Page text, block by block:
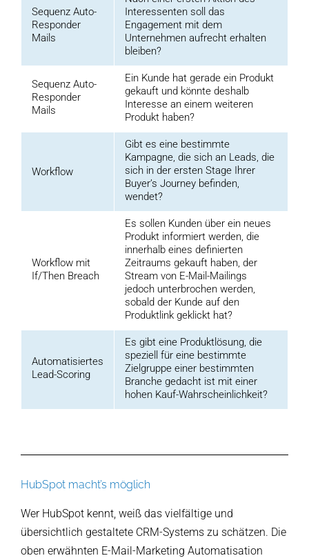
Sequenz Auto-
Responder
Mails
Interessenten soll das
Engagement mit dem
Unternehmen aufrecht erhalten
bleiben?
Sequenz Auto-
Responder
Mails
Ein Kunde hat gerade ein Produkt
gekauft und könnte deshalb
Interesse an einem weiteren
Produkt haben?
Workflow
Gibt es eine bestimmte
Kampagne, die sich an Leads, die
sich in der ersten Stage Ihrer
Buyer’s Journey befinden,
wendet?
Workflow mit
If/Then Breach
Es sollen Kunden über ein neues
Produkt informiert werden, die
innerhalb eines definierten
Zeitraums gekauft haben, der
Stream von E-Mail-Mailings
jedoch unterbrochen werden,
sobald der Kunde auf den
Produktlink geklickt hat?
Automatisiertes
Lead-Scoring
Es gibt eine Produktlösung, die
speziell für eine bestimmte
Zielgruppe einer bestimmten
Branche gedacht ist mit einer
hohen Kauf-Wahrscheinlichkeit?
HubSpot macht’s möglich
Wer HubSpot kennt, weiß das vielfältige und
übersichtlich gestaltete CRM-Systems zu schätzen. Die
oben erwähnten E-Mail-Marketing Automatisation